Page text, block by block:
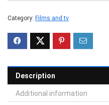
Category: Films and tv
Description
Additional information